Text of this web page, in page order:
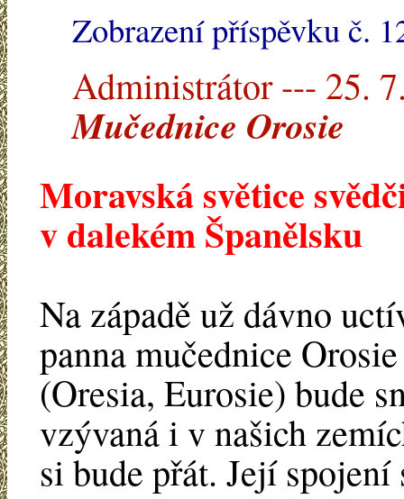
Zobrazení příspěvku č.
Administrátor --- 25.
Mučednice Orosie
Moravská světice
v dalekém Španělsku
Na západě už dávno
panna mučednice Orosie
(Oresia, Eurosie) bude
vzývaná i v našich
si bude přát. Její spojení